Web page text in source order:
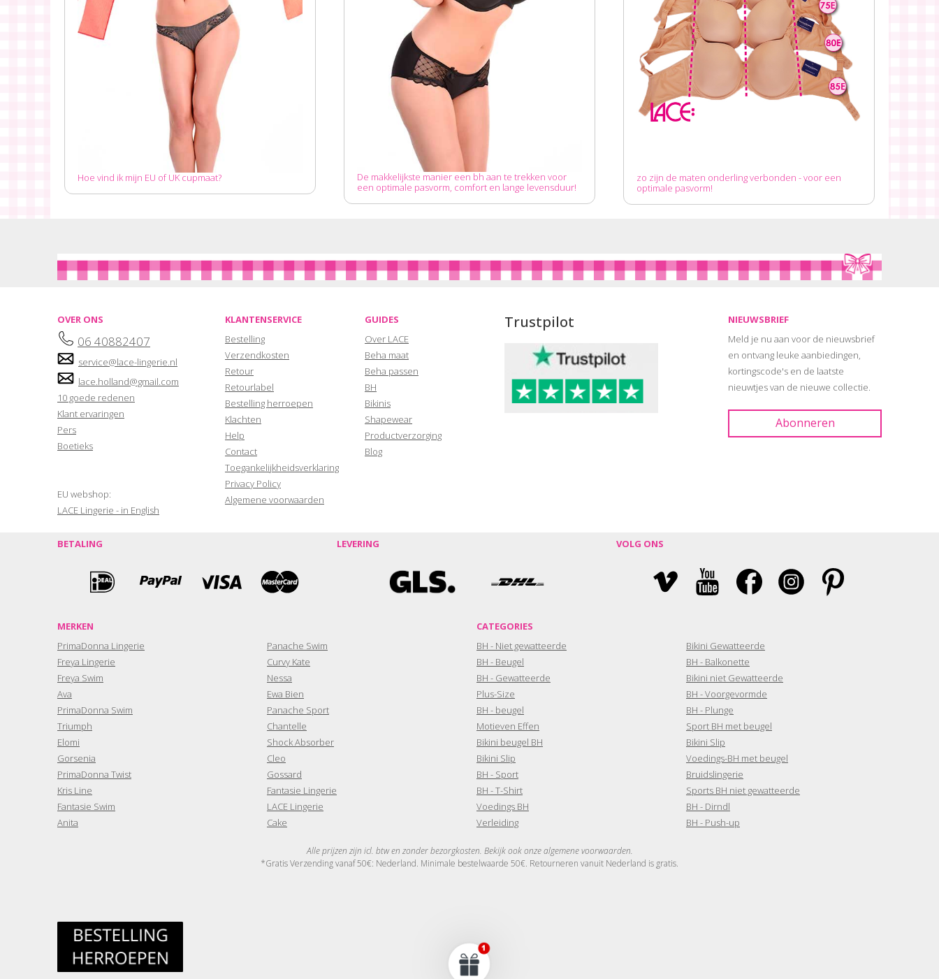
Hoe vind ik mijn EU of UK cupmaat?
De makkelijkste manier een bh aan te trekken voor
een optimale pasvorm, comfort en lange levensduur!
zo zijn de maten onderling verbonden - voor een
optimale pasvorm!
OVER ONS
06 40882407
service@lace-lingerie.nl
lace.holland@gmail.com
10 goede redenen
Klant ervaringen
Pers
Boetieks
EU webshop:
LACE Lingerie - in English
KLANTENSERVICE
Bestelling
Verzendkosten
Retour
Retourlabel
Bestelling herroepen
Klachten
Help
Contact
Toegankelijkheidsverklaring
Privacy Policy
Algemene voorwaarden
GUIDES
Over LACE
Beha maat
Beha passen
BH
Bikinis
Shapewear
Productverzorging
Blog
Trustpilot
NIEUWSBRIEF
Meld je nu aan voor de nieuwsbrief
en ontvang leuke aanbiedingen,
kortingscode's en de laatste
nieuwtjes van de nieuwe collectie.
BETALING LEVERING VOLG ONS
MERKEN
PrimaDonna Lingerie
Freya Lingerie
Freya Swim
Ava
PrimaDonna Swim
Triumph
Elomi
Gorsenia
PrimaDonna Twist
Kris Line
Fantasie Swim
Anita
Panache Swim
Curvy Kate
Nessa
Ewa Bien
Panache Sport
Chantelle
Shock Absorber
Cleo
Gossard
Fantasie Lingerie
LACE Lingerie
Cake
CATEGORIES
BH - Niet gewatteerde
BH - Beugel
BH - Gewatteerde
Plus-Size
BH - beugel
Motieven Effen
Bikini beugel BH
Bikini Slip
BH - Sport
BH - T-Shirt
Voedings BH
Verleiding
Bikini Gewatteerde
BH - Balkonette
Bikini niet Gewatteerde
BH - Voorgevormde
BH - Plunge
Sport BH met beugel
Bikini Slip
Voedings-BH met beugel
Bruidslingerie
Sports BH niet gewatteerde
BH - Dirndl
BH - Push-up
Alle prijzen zijn icl. btw en zonder bezorgkosten. Bekijk ook onze algemene voorwaarden.
*Gratis Verzending vanaf 50€: Nederland. Minimale bestelwaarde 50€. Retourneren vanuit Nederland is gratis.